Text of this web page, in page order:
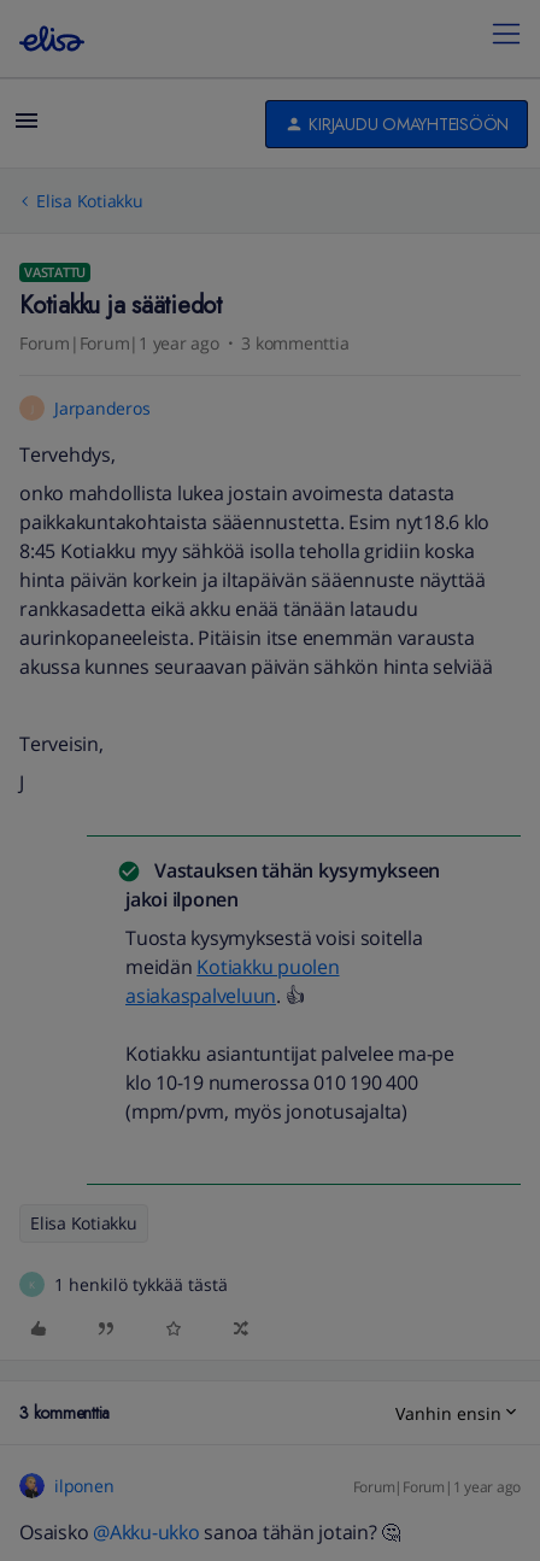
KIRJAUDU OMAYHTEISÖÖN
Elisa Kotiakku
VASTATTU
Kotiakku ja säätiedot
Forum|Forum|1 year ago 3 kommenttia
Jarpanderos
Tervehdys,
onko mahdollista lukea jostain avoimesta datasta
paikkakuntakohtaista sääennustetta. Esim nyt18.6 klo
8:45 Kotiakku myy sähköä isolla teholla gridiin koska
hinta päivän korkein ja iltapäivän sääennuste näyttää
rankkasadetta eikä akku enää tänään lataudu
aurinkopaneeleista. Pitäisin itse enemmän varausta
akussa kunnes seuraavan päivän sähkön hinta selviää
Terveisin,
J
Vastauksen tähän kysymykseen
jakoi ilponen
Tuosta kysymyksestä voisi soitella
meidän Kotiakku puolen
asiakaspalveluun. 👍
Kotiakku asiantuntijat palvelee ma-pe
klo 10-19 numerossa 010 190 400
(mpm/pvm, myös jonotusajalta)​
Elisa Kotiakku
K 1 henkilö tykkää tästä
3 kommenttia Vanhin ensin
ilponen Forum|Forum|1 year ago
Osaisko ​ @Akku-ukko sanoa tähän jotain? 🤔